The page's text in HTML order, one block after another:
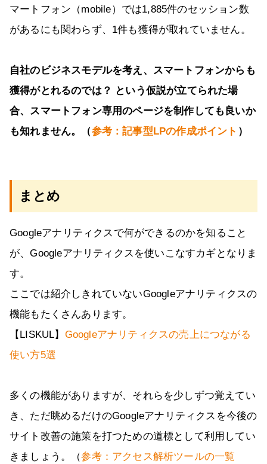
マートフォン（mobile）では1,885件のセッション数
があるにも関わらず、1件も獲得が取れていません。
自社のビジネスモデルを考え、スマートフォンからも
獲得がとれるのでは？ という仮説が立てられた場
合、スマートフォン専用のページを制作しても良いか
も知れません。（参考：記事型LPの作成ポイント ）
まとめ
Googleアナリティクスで何ができるのかを知ること
が、Googleアナリティクスを使いこなすカギとなりま
す。
ここでは紹介しきれていないGoogleアナリティクスの
機能もたくさんあります。
【LISKUL】 Googleアナリティクスの売上につながる
使い方5選
多くの機能がありますが、それらを少しずつ覚えてい
き、ただ眺めるだけのGoogleアナリティクスを今後の
サイト改善の施策を打つための道標として利用してい
きましょう。（参考：アクセス解析ツールの一覧